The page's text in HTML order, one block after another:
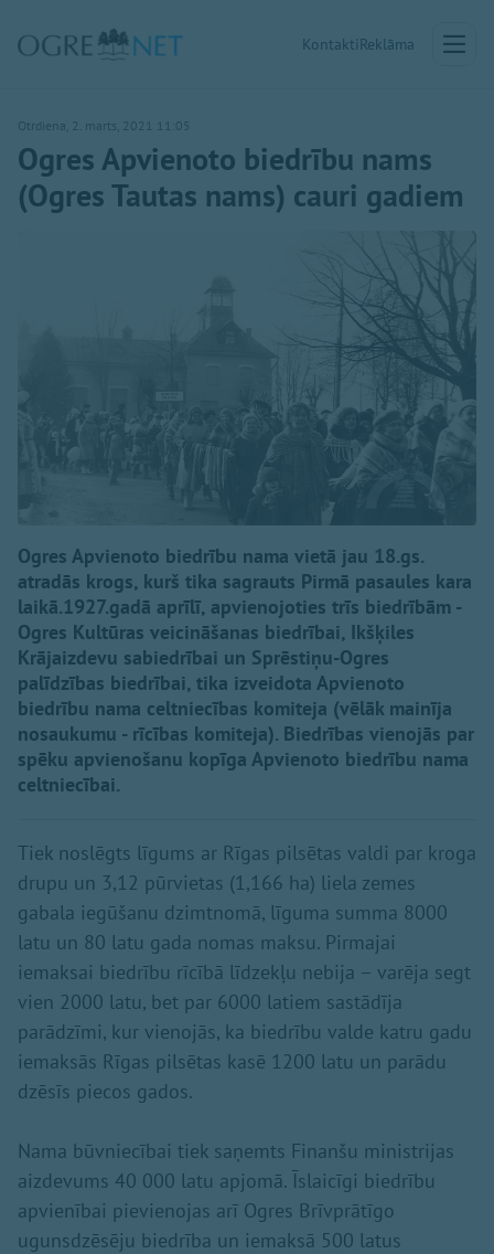
KontaktiReklāma
Otrdiena, 2. marts, 2021 11:05
Ogres Apvienoto biedrību nams
(Ogres Tautas nams) cauri gadiem
Ogres Apvienoto biedrību nama vietā jau 18.gs.
atradās krogs, kurš tika sagrauts Pirmā pasaules kara
laikā.1927.gadā aprīlī, apvienojoties trīs biedrībām -
Ogres Kultūras veicināšanas biedrībai, Ikšķiles
Krājaizdevu sabiedrībai un Sprēstiņu-Ogres
palīdzības biedrībai, tika izveidota Apvienoto
biedrību nama celtniecības komiteja (vēlāk mainīja
nosaukumu - rīcības komiteja). Biedrības vienojās par
spēku apvienošanu kopīga Apvienoto biedrību nama
celtniecībai.
Tiek noslēgts līgums ar Rīgas pilsētas valdi par kroga
drupu un 3,12 pūrvietas (1,166 ha) liela zemes
gabala iegūšanu dzimtnomā, līguma summa 8000
latu un 80 latu gada nomas maksu. Pirmajai
iemaksai biedrību rīcībā līdzekļu nebija – varēja segt
vien 2000 latu, bet par 6000 latiem sastādīja
parādzīmi, kur vienojās, ka biedrību valde katru gadu
iemaksās Rīgas pilsētas kasē 1200 latu un parādu
dzēsīs piecos gados.
Nama būvniecībai tiek saņemts Finanšu ministrijas
aizdevums 40 000 latu apjomā. Īslaicīgi biedrību
apvienībai pievienojas arī Ogres Brīvprātīgo
ugunsdzēsēju biedrība un iemaksā 500 latus